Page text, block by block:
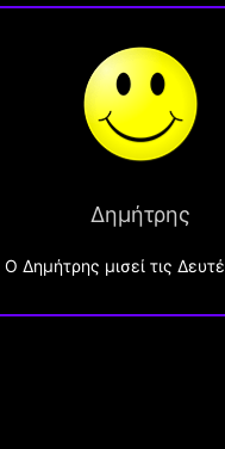
Δημήτρης
O Δημήτρης μισεί τις